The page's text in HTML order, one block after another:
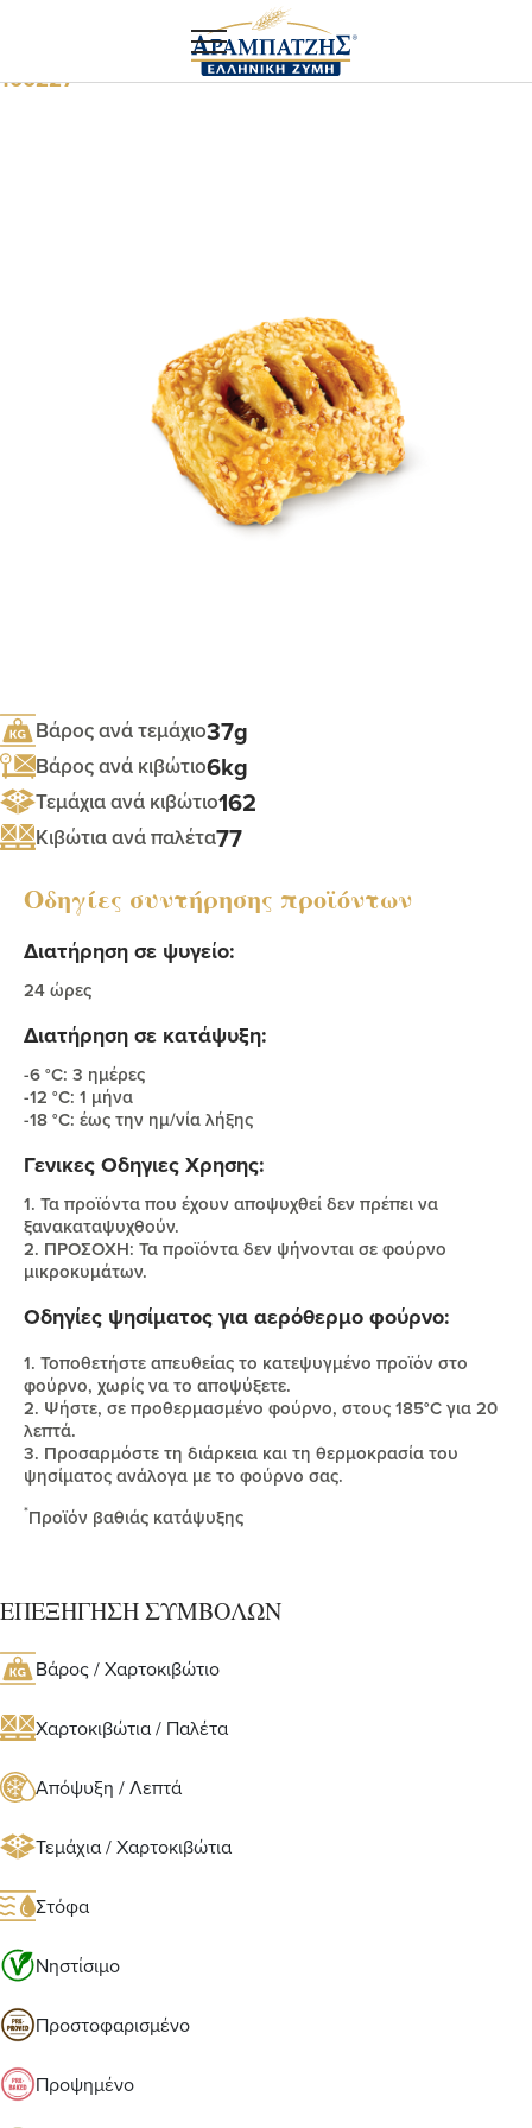
Σουσαμάκια Λουκάνικό Μυκόνου
100227
Βάρος ανά τεμάχιο37g
Βάρος ανά κιβώτιο6kg
Τεμάχια ανά κιβώτιο162
Κιβώτια ανά παλέτα77
Οδηγίες συντήρησης προϊόντων
Διατήρηση σε ψυγείο:
24 ώρες
Διατήρηση σε κατάψυξη:
-6 °C: 3 ημέρες
-12 °C: 1 μήνα
-18 °C: έως την ημ/νία λήξης
Γενικες Οδηγιες Χρησης:
1. Τα προϊόντα που έχουν αποψυχθεί δεν πρέπει να
ξανακαταψυχθούν.
2. ΠΡΟΣΟΧΗ: Τα προϊόντα δεν ψήνονται σε φούρνο
μικροκυμάτων.
Οδηγίες ψησίματος για αερόθερμο φούρνο:
1. Τοποθετήστε απευθείας το κατεψυγμένο προϊόν στο
φούρνο, χωρίς να το αποψύξετε.
2. Ψήστε, σε προθερμασμένο φούρνο, στους 185°C για 20
λεπτά.
3. Προσαρμόστε τη διάρκεια και τη θερμοκρασία του
ψησίματος ανάλογα με το φούρνο σας.
*Προϊόν βαθιάς κατάψυξης
ΕΠΕΞΗΓΗΣΗ ΣΥΜΒΟΛΩΝ
Βάρος / Χαρτοκιβώτιο
Χαρτοκιβώτια / Παλέτα
Απόψυξη / Λεπτά
Τεμάχια / Χαρτοκιβώτια
Στόφα
Νηστίσιμο
Προστοφαρισμένο
Προψημένο